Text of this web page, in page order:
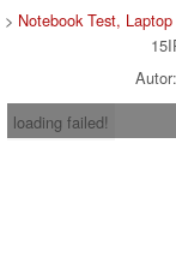
> Notebook Test,
loading failed!